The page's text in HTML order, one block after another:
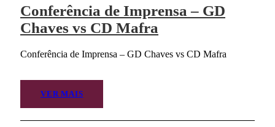
Conferência de Imprensa – GD
Chaves vs CD Mafra
Conferência de Imprensa – GD Chaves vs CD Mafra
VER MAIS